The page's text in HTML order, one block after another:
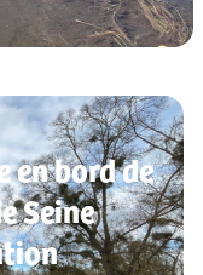
en bord de
Seine